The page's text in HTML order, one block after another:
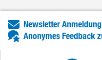
Newsletter Anmeldung
Anonymes Feedback